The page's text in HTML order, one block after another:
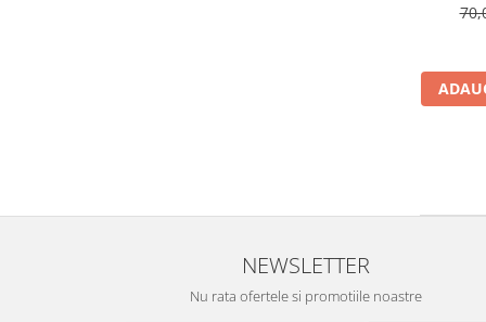
NEWSLETTER
Nu rata ofertele si promotiile noastre